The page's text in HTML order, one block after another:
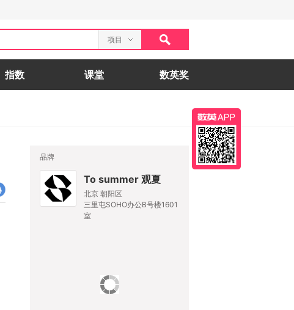
项目
指数 课堂 数英奖
品牌
To summer 观夏
北京 朝阳区
三里屯SOHO办公B号楼1601
室